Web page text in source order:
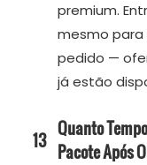
premium.
mesmo para
pedido —
já estão
13 Quanto
Pacote Após